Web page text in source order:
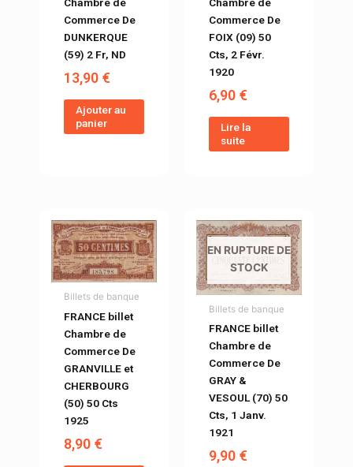
Commerce De
DUNKERQUE
(59) 2 Fr, ND
13,90€
Ajouter au
panier
Commerce De
FOIX (09) 50
Cts, 2 Févr.
1920
6,90€
Lire la
suite
Billets de banque
FRANCE billet
Chambre de
Commerce De
GRANVILLE et
CHERBOURG
(50) 50 Cts
1925
8,90€
EN RUPTURE DE
STOCK
Billets de banque
FRANCE billet
Chambre de
Commerce De
GRAY &
VESOUL (70) 50
Cts, 1 Janv.
1921
9,90€